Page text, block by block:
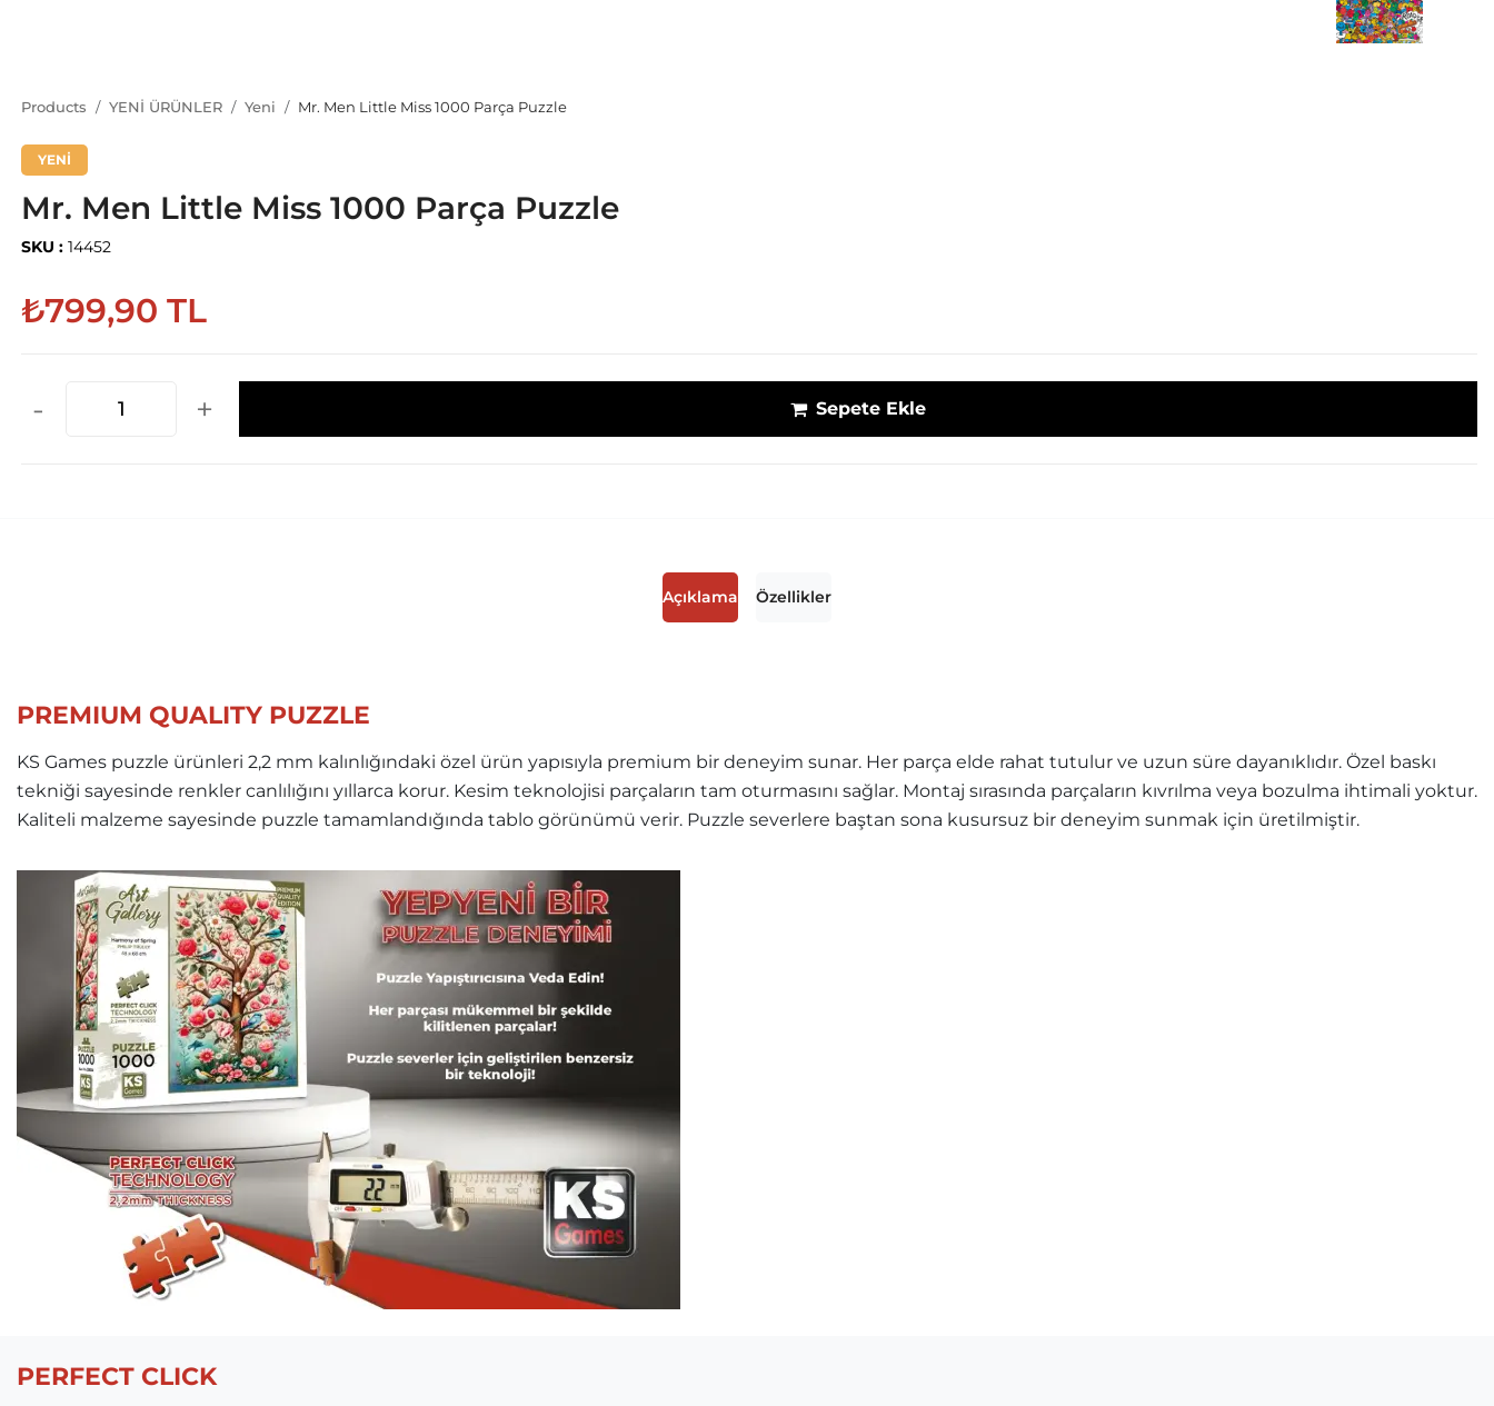
Products YENİ ÜRÜNLER Yeni Mr. Men Little Miss 1000 Parça Puzzle
YENİ
Mr. Men Little Miss 1000 Parça Puzzle
SKU : 14452
₺799,90 TL
- + Sepete Ekle
Açıklama Özellikler
PREMIUM QUALITY PUZZLE
KS Games puzzle ürünleri 2,2 mm kalınlığındaki özel ürün yapısıyla premium bir deneyim sunar. Her parça elde rahat tutulur ve uzun süre dayanıklıdır. Özel baskı
tekniği sayesinde renkler canlılığını yıllarca korur. Kesim teknolojisi parçaların tam oturmasını sağlar. Montaj sırasında parçaların kıvrılma veya bozulma ihtimali yoktur.
Kaliteli malzeme sayesinde puzzle tamamlandığında tablo görünümü verir. Puzzle severlere baştan sona kusursuz bir deneyim sunmak için üretilmiştir.
PERFECT CLICK